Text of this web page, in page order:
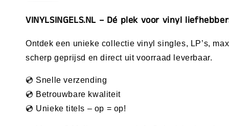
VINYLSINGELS.NL – Dé plek voor vinyl
Ontdek een unieke collectie vinyl singles, LP’s,
scherp geprijsd en direct uit voorraad leverbaar.
💿 Snelle verzending
💿 Betrouwbare kwaliteit
💿 Unieke titels – op = op!